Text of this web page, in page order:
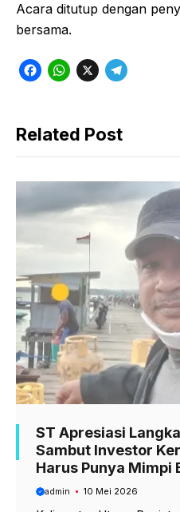
Acara ditutup dengan
bersama.
F
e
o
W
t
A
p
X
T
e
r
a
Related Post
ST Apresiasi
Sambut Investor
Harus Punya Mimpi
admin 10 Mei 2026